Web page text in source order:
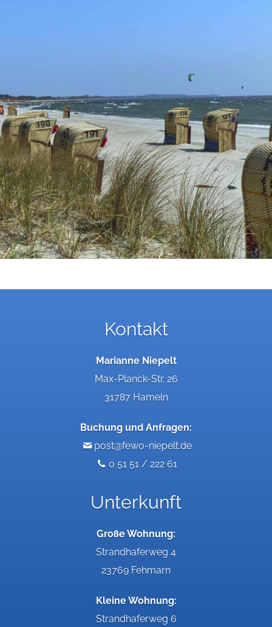
Kontakt
Marianne Niepelt
Max-Planck-Str. 26
31787 Hameln
Buchung und Anfragen:
post@fewo-niepelt.de
0 51 51 / 222 61
Unterkunft
Große Wohnung:
Strandhaferweg 4
23769 Fehmarn
Kleine Wohnung:
Strandhaferweg 6